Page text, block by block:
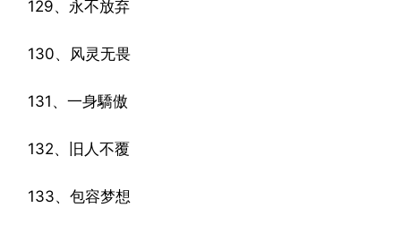
129、永不放弃
130、风灵无畏
131、一身驕傲
132、旧人不覆
133、包容梦想